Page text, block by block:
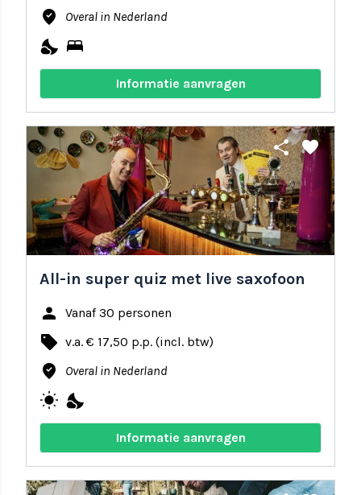
where_to_vote Overal in Nederland
nights_stay bed
Informatie aanvragen
share favorite
All-in super quiz met live saxofoon
person Vanaf 30 personen
local_offer v.a. € 17,50 p.p. (incl. btw)
where_to_vote Overal in Nederland
wb_sunny nights_stay
Informatie aanvragen